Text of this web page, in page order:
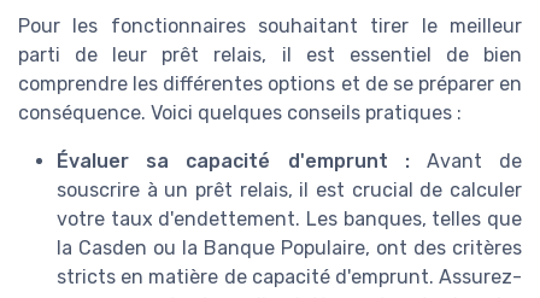
Pour les fonctionnaires souhaitant tirer le meilleur
parti de leur prêt relais, il est essentiel de bien
comprendre les différentes options et de se préparer en
conséquence. Voici quelques conseils pratiques :
Évaluer sa capacité d'emprunt :Avant de
souscrire à un prêt relais, il est crucial de calculer
votre taux d'endettement. Les banques, telles que
la Casden ou la Banque Populaire, ont des critères
stricts en matière de capacité d'emprunt. Assurez-